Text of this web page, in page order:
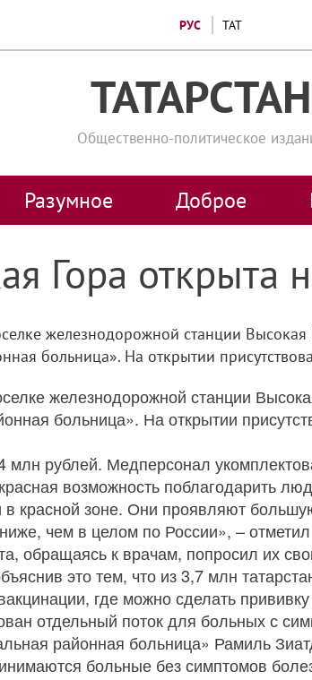
РУС ТАТ
ТАТАРСТАН
Общественно-политическое
Разумное Доброе
Гора открыта
железнодорожной станции Высокая
больница». На открытии
железнодорожной станции
больница». На открытии
млн рублей. Медперсонал
возможность поблагодарить
красной зоне. Они проявляют
чем в целом по России», –
обращаясь к врачам, попросил их
это тем, что из 3,7 млн
где можно сделать
отдельный поток для больных с
районная больница» Рамиль
больные без симптомов